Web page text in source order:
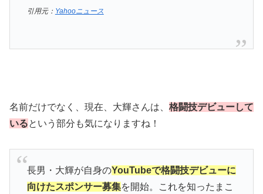
引用元： Yahooニュース
名前だけでなく、現在、大輝さんは、 格闘技デビューして
いるという部分も気になりますね！
長男・大輝が自身のYouTubeで格闘技デビューに
向けたスポンサー募集を開始。これを知ったまこ